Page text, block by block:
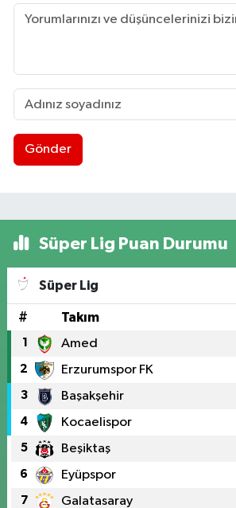
Gönder
Süper Lig Puan Durumu
Süper Lig
# Takım
1 Amed
2 Erzurumspor FK
3 Başakşehir
4 Kocaelispor
5 Beşiktaş
6 Eyüpspor
7 Galatasaray